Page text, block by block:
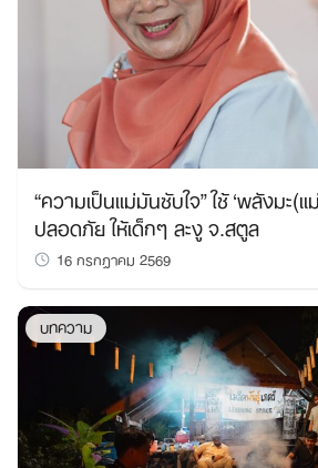
“ความเป็นแม่มันซับใจ” ใช้ ‘พลังมะ(แ
ปลอดภัย ให้เด็กๆ ละงู จ.สตูล
16 กรกฎาคม 2569
บทความ